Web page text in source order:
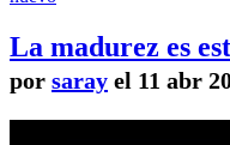
La madurez es
por saray el 11 abr